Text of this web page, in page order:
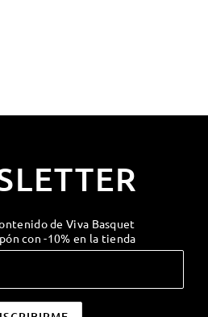
de Viva Basquet
con -10% en la tienda